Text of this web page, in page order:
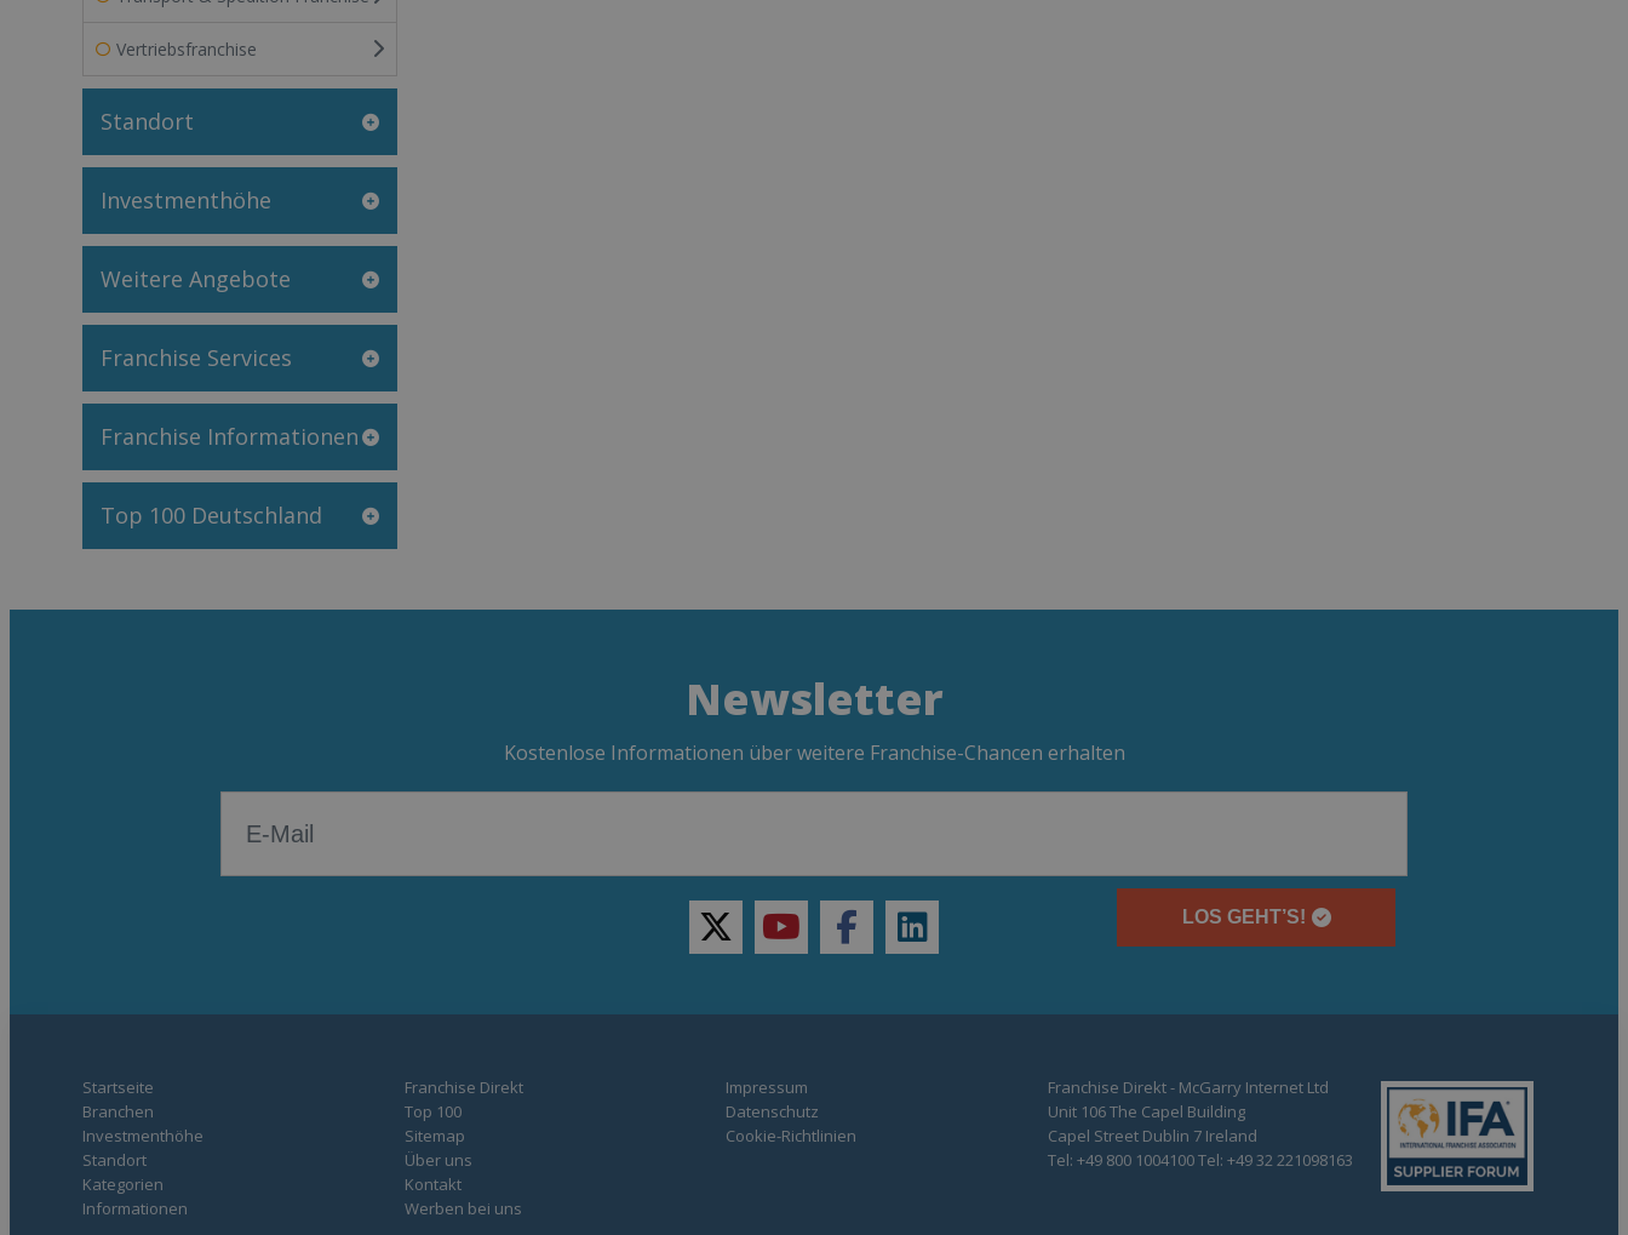
Vertriebsfranchise
Standort
Investmenthöhe
Weitere Angebote
Franchise Services
Franchise Informationen
Top 100 Deutschland
Newsletter
Kostenlose Informationen über weitere Franchise-Chancen erhalten
LOS GEHT’S!
twitteryoutubefacebooklinkedin
Startseite
Branchen
Investmenthöhe
Standort
Kategorien
Informationen
Franchise Direkt
Top 100
Sitemap
Über uns
Kontakt
Werben bei uns
Impressum
Datenschutz
Cookie-Richtlinien
Franchise Direkt - McGarry Internet Ltd
Unit 106 The Capel Building
Capel Street Dublin 7 Ireland
Tel: +49 800 1004100 Tel: +49 32 221098163